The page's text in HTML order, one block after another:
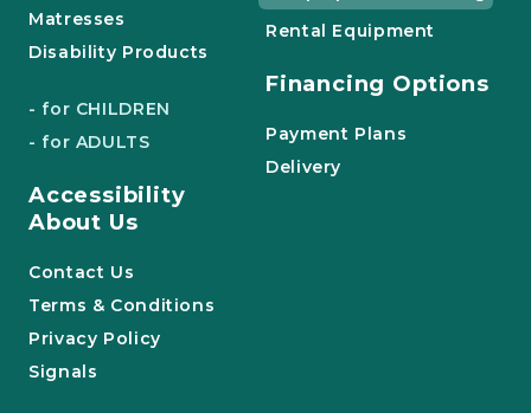
Matresses
Disability Products
- for CHILDREN
- for ADULTS
Accessibility
Rental Equipment
Financing Options
Payment Plans
Delivery
About Us
Contact Us
Terms & Conditions
Privacy Policy
Signals